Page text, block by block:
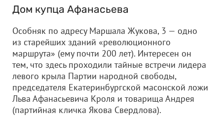
Дом купца Афанасьева
Особняк по адресу Маршала Жукова, 3 — одно
из старейших зданий «революционного
маршрута» (ему почти 200 лет). Интересен он
тем, что здесь проходили тайные встречи лидера
левого крыла Партии народной свободы,
председателя Екатеринбургской масонской ложи
Льва Афанасьевича Кроля и товарища Андрея
(партийная кличка Якова Свердлова).